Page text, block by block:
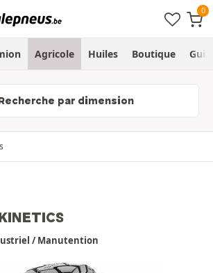
Agricole Huiles Boutique
par dimension
/ Manutention